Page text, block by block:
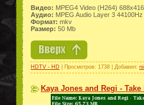
Видео: MPEG4 Video (H264)
Аудио: MPEG Audio Layer 3
Формат: mkv
Размер: 50 Mb
HDTV - HD | Просмотров: 1738 | Добавил:
Kaya Jones and Regi - Take